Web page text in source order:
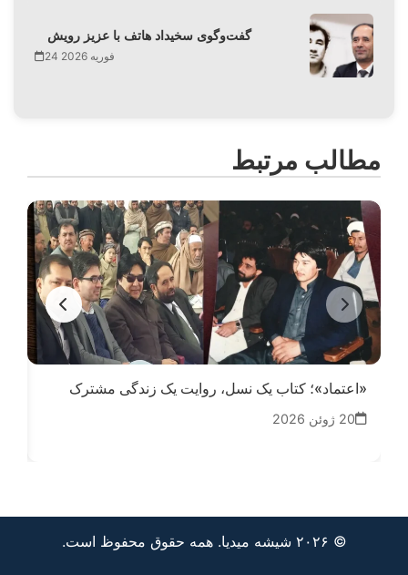
گفت‌وگوی سخیداد هاتف با عزیز رویش
24 فوریه 2026
مطالب مرتبط
«اعتماد»؛ کتاب یک نسل، روایت یک زندگی مشترک
20 ژوئن 2026
© ۲۰۲۶ شیشه میدیا. همه حقوق محفوظ است.